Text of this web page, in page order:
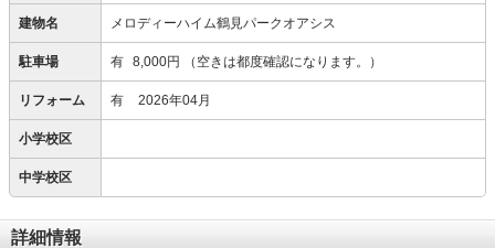
建物名 メロディーハイム鶴見パークオアシス
駐車場 有 8,000円 （空きは都度確認になります。）
リフォーム 有 2026年04月
小学校区
中学校区
詳細情報